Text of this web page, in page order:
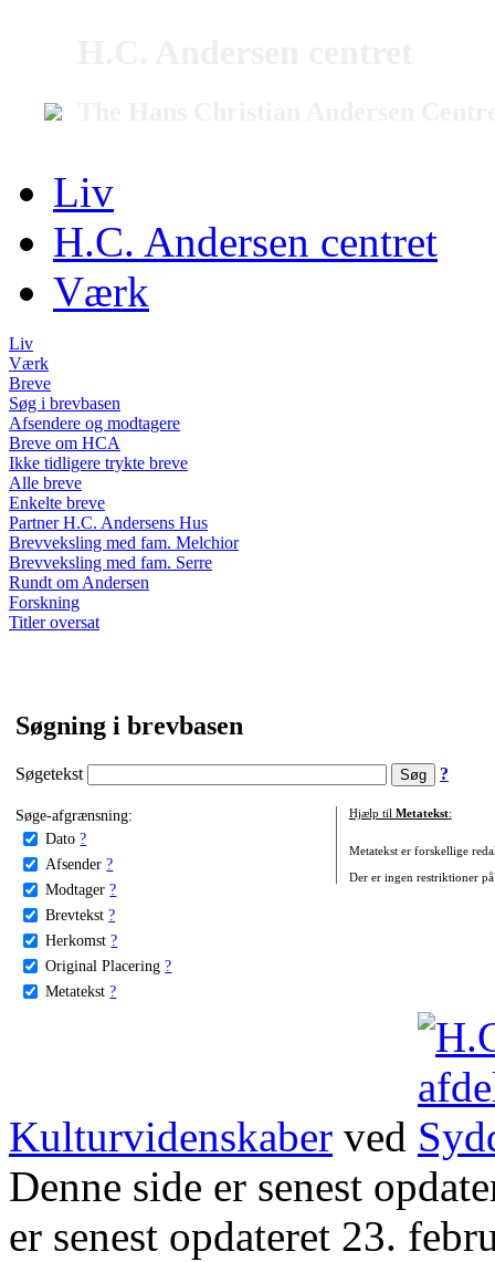
Liv
H.C. Andersen centret
Værk
Liv
Værk
Breve
Søg i brevbasen
Afsendere og modtagere
Breve om HCA
Ikke tidligere trykte breve
Alle breve
Enkelte breve
Partner H.C. Andersens Hus
Brevveksling med fam. Melchior
Brevveksling med fam. Serre
Rundt om Andersen
Forskning
Titler oversat
Søgning i brevbasen
Søgetekst ?
Søge-afgrænsning:
Dato ?
Afsender ?
Modtager ?
Brevtekst ?
Herkomst ?
Original Placering ?
Metatekst ?
Hjælp til Metatekst:
Metatekst er forskellige
Der er ingen restriktioner
Kulturvidenskaber ved
Denne side er senest
er senest opdateret 23.